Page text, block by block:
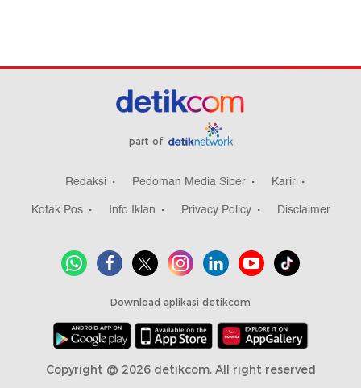
part of
Redaksi Pedoman Media Siber
Karir
Kotak Pos
Info Iklan Privacy Policy Disclaimer
Download aplikasi detikcom
Copyright @ 2026 detikcom, All right reserved